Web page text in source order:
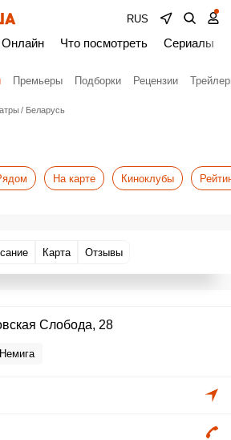
RUS
Онлайн Что посмотреть Сериалы
Премьеры Подборки Рецензии
Беларусь
На карте Киноклубы
Карта Отзывы
Слобода, 28
Немига